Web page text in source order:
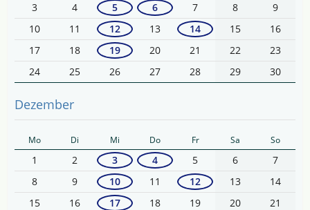
3
4 5 6 7 8
9
10
11 12 13 14 15
16
17
18 19 20 21 22
23
24
25 26 27 28 29 30
Dezember
Mo Di Mi Do Fr Sa So
1 2 3 4 5 6
7
8
9 10 11 12 13
14
15
16 17 18 19 20
21